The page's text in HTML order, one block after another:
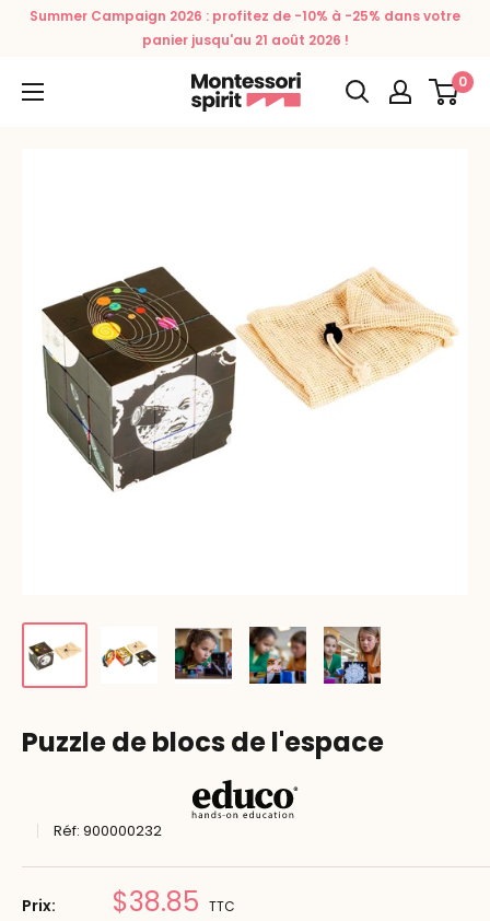
PasserSummer Campaign 2026 : profitez de -10% à -25% dans votre
panier jusqu'au 21 août 2026 !
Montessori
Spirit
0
Puzzle de blocs de l'espace
Réf: 900000232
Prix: Prix
$38.85 TTC